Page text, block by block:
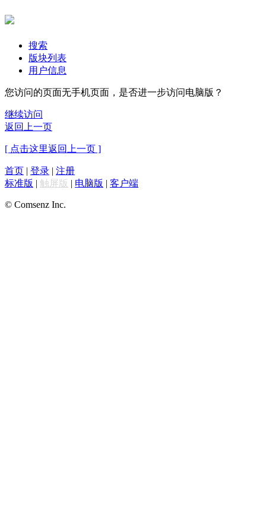
搜索
版块列表
用户信息
您访问的页面无手机页面，是否进一步访问电脑版？
继续访问
返回上一页
[ 点击这里返回上一页 ]
首页 | 登录 | 注册
标准版 | 触屏版 | 电脑版 | 客户端
© Comsenz Inc.